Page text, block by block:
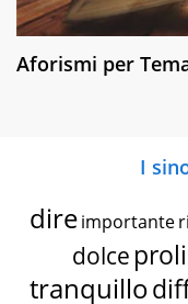
Aforismi per
I
dire importante
dolce
tranquillo